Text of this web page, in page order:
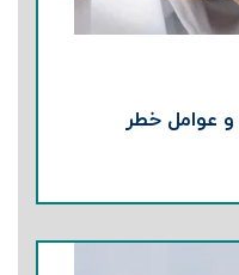
عوامل خطر